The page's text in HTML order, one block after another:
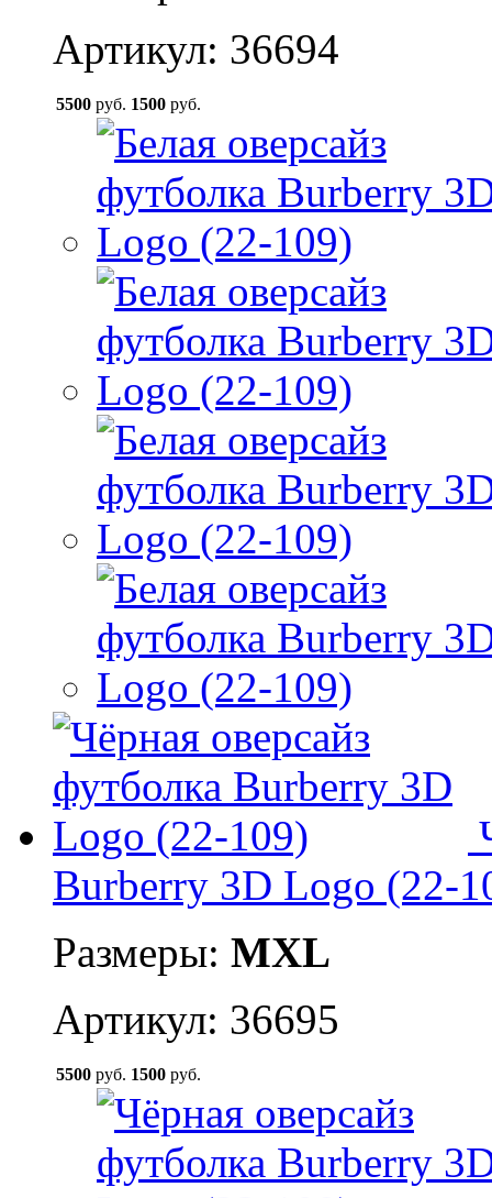
Артикул: 36694
5500 руб. 1500 руб.
Burberry 3D Logo (22-
Размеры: MXL
Артикул: 36695
5500 руб. 1500 руб.